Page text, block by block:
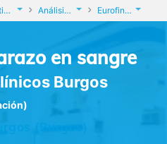
Analíticas y Genética Análisis de embarazo en sangre Eurofins Análisis Clínicos Burgos
en sangre
Burgos
(Burgos)